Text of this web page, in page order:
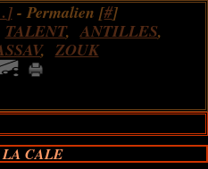
]- Permalien [#]
TALENT,ANTILLES,
, ZOUK
CALE